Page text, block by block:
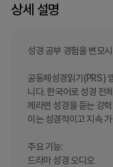
상세 설명
성경 공부 경험을 변모
공동체성경읽기(PRS)
니다. 한국어로 성경 전
께라면 성경을 듣는 강
이는 성경적이고 지속
주요 기능:
드라마 성경 오디오